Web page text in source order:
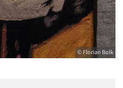
© Florian Bolk